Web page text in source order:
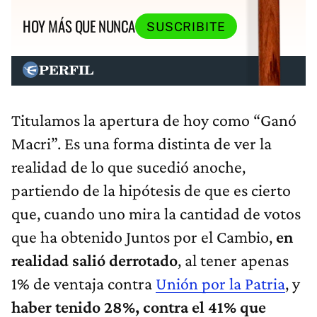
HOY MÁS QUE NUNCA
SUSCRIBITE
Titulamos la apertura de hoy como “Ganó
Macri”. Es una forma distinta de ver la
realidad de lo que sucedió anoche,
partiendo de la hipótesis de que es cierto
que, cuando uno mira la cantidad de votos
que ha obtenido Juntos por el Cambio, en
realidad salió derrotado, al tener apenas
1% de ventaja contra Unión por la Patria, y
haber tenido 28%, contra el 41% que